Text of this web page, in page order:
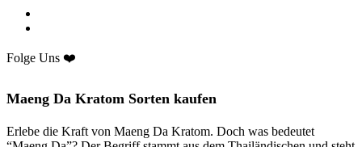
Folge Uns ❤️
Maeng Da Kratom Sorten kaufen
Erlebe die Kraft von Maeng Da Kratom. Doch was bedeutet